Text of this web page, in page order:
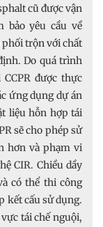
cũ được vận
bảo yêu cầu về
phối trộn với chất
Do quá trình
được thực
ứng dụng dự án
liệu hỗn hợp tái
sẽ cho phép sử
hơn và phạm vi
CIR. Chiều dầy
có thể thi công
kết cấu sử dụng.
tái chế nguội,